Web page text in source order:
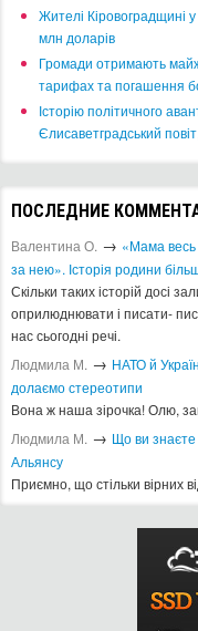
​Жителі Кіровоградщині
млн доларів
​Громади отримають
тарифах та погашення
Історію політичного
Єлисаветградський
ПОСЛЕДНИЕ
Валентина О. → «Мама весь
за нею». Історія родини
Скільки таких історій досі
оприлюднювати і писати-
нас сьогодні речі.
Людмила М. → ​НАТО й
долаємо стереотипи
Вона ж наша зірочка! Олю,
Людмила М. → Що ви знаєте
Альянсу ​
Приємно, що стільки вірних